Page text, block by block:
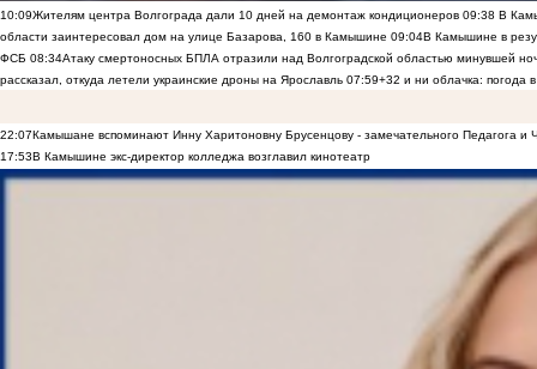
10:09Жителям центра Волгограда дали 10 дней на демонтаж кондиционеров 09:38 В
области заинтересовал дом на улице Базарова, 160 в Камышине 09:04В Камышине в
ФСБ 08:34Атаку смертоносных БПЛА отразили над Волгоградской областью минувшей
рассказал, откуда летели украинские дроны на Ярославль 07:59+32 и ни облачка: погода
22:07Камышане вспоминают Инну Харитоновну Брусенцову - замечательного Педагога и
17:53В Камышине экс-директор колледжа возглавил кинотеатр